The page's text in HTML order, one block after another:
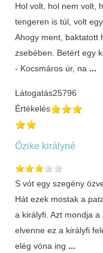
Hol volt, hol nem volt,
tengeren is túl, volt
Ahogy ment, baktatott
zsebében. Betért egy
- Kocsmáros úr, na ...
Látogatás25796
Értékelés
Őzike királyné
S vót egy szegény
Hát ezek mostak a
a királyfi. Azt mondja
elvenne ez a királyfi
elég vóna ing ...